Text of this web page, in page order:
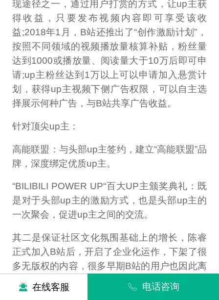
现途径之一，通过用户打赏的方式，让up主获
得收益，只要发布视频内容即可享受该收
益;2018年1月，B站还推出了“创作激励计划”，
按照不同领域的视频播放量核算补贴，粉丝量
达到1000或播放量、阅读量大于10万后即可申
请;up主粉丝达到1万以上可以申请加入悬赏计
划，获得up主视频下侧广告权限，可以自主选
择展示何种广告，与B站共享广告收益。
针对顶尖up主：
高能联盟：与头部up主签约，建立“高能联盟”品
牌，深度绑定优质up主。
“BILIBILI POWER UP“百大UP主颁奖典礼：既
是对于头部up主的激励方式，也是头部up主的
一次聚会，促进up主之间的交流。
其二是保证社区文化氛围基础上的增长，陈睿
正式加入B站后，开启了企业化运作，下架了很
多无版权的内容，很多早期B站的用户也因此离
开了B站，然而B站社区文化优先的策略，保证
了文化氛围始终没有遭到破坏。
在线客服 电话咨询